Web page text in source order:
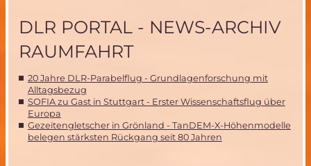
DLR PORTAL - NEWS-ARCHIV
RAUMFAHRT
20 Jahre DLR-Parabelflug - Grundlagenforschung mit
Alltagsbezug
SOFIA zu Gast in Stuttgart - Erster Wissenschaftsflug über
Europa
Gezeitengletscher in Grönland - TanDEM-X-Höhenmodelle
belegen stärksten Rückgang seit 80 Jahren